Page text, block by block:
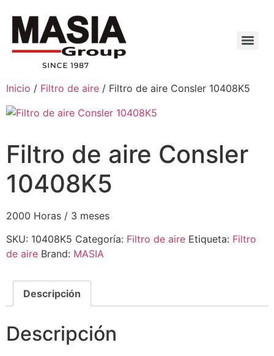
Inicio / Filtro de aire / Filtro de aire Consler 10408K5
Filtro de aire Consler
10408K5
2000 Horas / 3 meses
SKU: 10408K5 Categoría: Filtro de aire Etiqueta: Filtro
de aire Brand: MASIA
Descripción
Descripción